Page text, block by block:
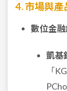
4. 市場與產
數位金
凱基
「